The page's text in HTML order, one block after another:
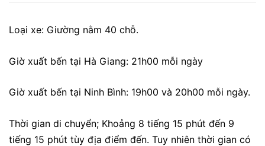
Loại xe: Giường nằm 40 chỗ.
Giờ xuất bến tại Hà Giang: 21h00 mỗi ngày
Giờ xuất bến tại Ninh Bình: 19h00 và 20h00 mỗi ngày.
Thời gian di chuyển; Khoảng 8 tiếng 15 phút đến 9
tiếng 15 phút tùy địa điểm đến. Tuy nhiên thời gian có